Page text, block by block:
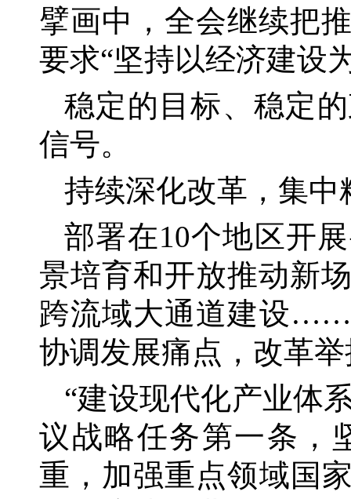
擘画中，全会继续把
要求“坚持以经济建设
稳定的目标、稳定
信号。
持续深化改革，集
部署在10个地区开
景培育和开放推动新
跨流域大通道建设……
协调发展痛点，改革
“建设现代化产业体
议战略任务第一条，
重，加强重点领域国